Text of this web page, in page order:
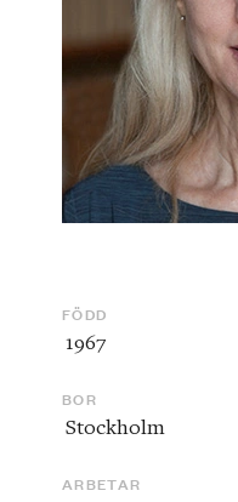
FÖDD
1967
BOR
Stockholm
ARBETAR